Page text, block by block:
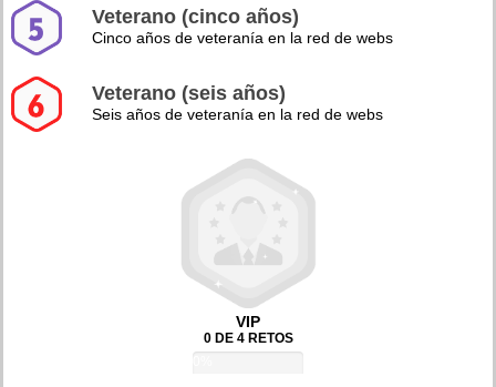
Veterano (cinco años)
Cinco años de veteranía en la red de webs
Veterano (seis años)
Seis años de veteranía en la red de webs
VIP
0 DE 4 RETOS